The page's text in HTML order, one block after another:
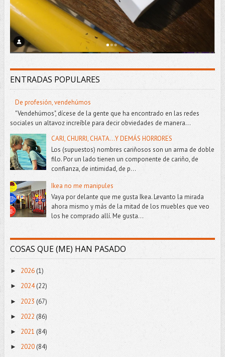
ENTRADAS POPULARES
De profesión, vendehúmos
"Vendehúmos", dícese de la gente que ha encontrado en las redes
sociales un altavoz increíble para decir obviedades de manera...
CARI, CHURRI, CHATA...Y DEMÁS HORRORES
Los (supuestos) nombres cariñosos son un arma de doble
filo. Por un lado tienen un componente de cariño, de
confianza, de intimidad, de p...
Ikea no me manipules
Vaya por delante que me gusta Ikea. Levanto la mirada
ahora mismo y más de la mitad de los muebles que veo
los he comprado allí. Me gusta...
COSAS QUE (ME) HAN PASADO
► 2026 (1)
► 2024(22)
► 2023 (67)
► 2022 (86)
► 2021 (84)
► 2020(84)